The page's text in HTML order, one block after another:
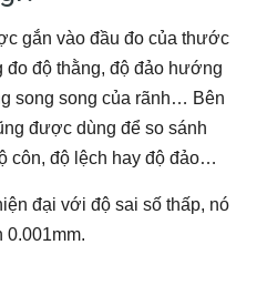
gắn vào đầu đo của thước
độ thằng, độ đảo hướng
song song của rãnh… Bên
được dùng để so sánh
côn, độ lệch hay độ đảo…
đại với độ sai số thấp, nó
0.001mm.